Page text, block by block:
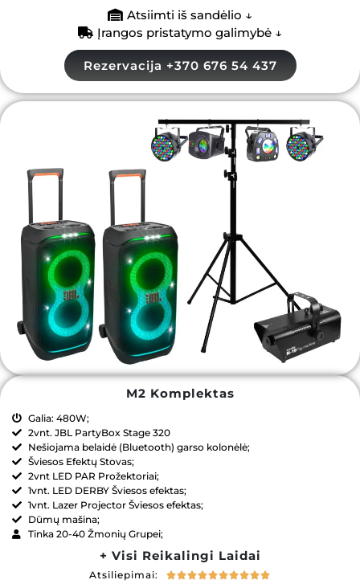
Atsiimti iš sandėlio ↓
Įrangos pristatymo galimybė ↓
Rezervacija +370 676 54 437
M2 Komplektas
Galia: 480W;
2vnt. JBL PartyBox Stage 320
Nešiojama belaidė (Bluetooth) garso kolonėlė;
Šviesos Efektų Stovas;
2vnt LED PAR Prožektoriai;
1vnt. LED DERBY Šviesos efektas;
1vnt. Lazer Projector Šviesos efektas;
Dūmų mašina;
Tinka 20-40 Žmonių Grupei;
+ Visi Reikalingi Laidai
Atsiliepimai: 